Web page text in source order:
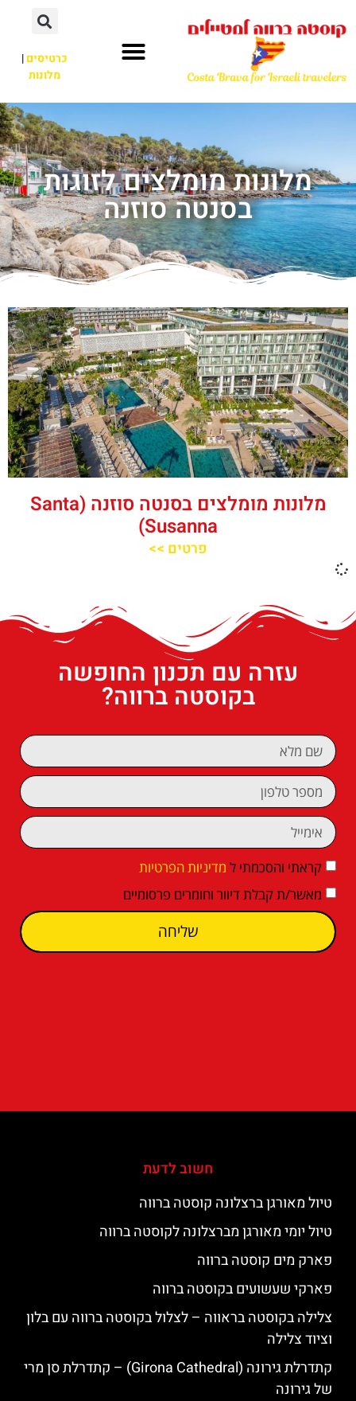
כרטיסים|
מלונות
מלונות מומלצים לזוגות
בסנטה סוזנה
מלונות מומלצים בסנטה סוזנה (Santa
Susanna)
פרטים >>
עזרה עם תכנון החופשה
בקוסטה ברווה?
קראתי והסכמתי ל מדיניות הפרטיות
מאשר/ת קבלת דיוור וחומרים פרסומיים
שליחה
חשוב לדעת
טיול מאורגן ברצלונה קוסטה ברווה
טיול יומי מאורגן מברצלונה לקוסטה ברווה
פארק מים קוסטה ברווה
פארקי שעשועים בקוסטה ברווה
צלילה בקוסטה בראווה – לצלול בקוסטה ברווה עם בלון
וציוד צלילה
קתדרלת גירונה (Girona Cathedral) – קתדרלת סן מרי
של גירונה